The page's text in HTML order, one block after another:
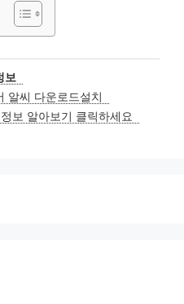
보
알씨 다운로드설치
보 알아보기 클릭하세요